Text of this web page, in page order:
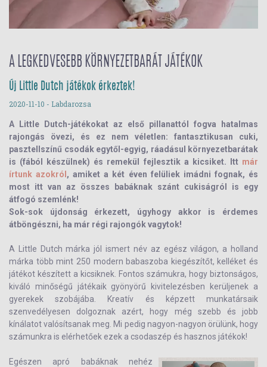
A LEGKEDVESEBB KÖRNYEZETBARÁT JÁTÉKOK
Új Little Dutch játékok érkeztek!
2020-11-10 - Labdarozsa
A Little Dutch-játékokat az első pillanattól fogva hatalmas
rajongás övezi, és ez nem véletlen: fantasztikusan cuki,
pasztellszínű csodák egytől-egyig, ráadásul környezetbarátak
is (fából készülnek) és remekül fejlesztik a kicsiket. Itt már
írtunk azokról , amiket a két éven felüliek imádni fognak, és
most itt van az összes babáknak szánt cukiságról is egy
átfogó szemlénk!
Sok-sok újdonság érkezett, úgyhogy akkor is érdemes
átböngészni, ha már régi rajongók vagytok!
A Little Dutch márka jól ismert név az egész világon, a holland
márka több mint 250 modern babaszoba kiegészítőt, kelléket és
játékot készített a kicsiknek. Fontos számukra, hogy biztonságos,
kiváló minőségű játékaik gyönyörű kivitelezésben kerüljenek a
gyerekek szobájába. Kreatív és képzett munkatársaik
szenvedélyesen dolgoznak azért, hogy még szebb és jobb
kínálatot valósítsanak meg. Mi pedig nagyon-nagyon örülünk, hogy
számunkra is elérhetőek ezek a csodaszép és hasznos játékok!
Egészen apró babáknak nehéz